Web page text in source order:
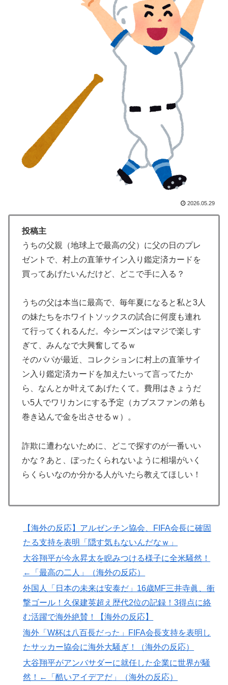
支持を表明「隠す気もないんだなｗ」
韓国人「とある日本の飲食店で、韓国人店員が韓国人団
体客と口論になった理由がこちら・・・」
【海外の反応】日本のウェブサイトって質の低いものが
多い気がする → 「日本のIT業界は色々と問題があるか
らな」「ゲームのUIは優れてるのに不思議」
欧州「日本だけ反則だろ…」 世界の『日本びいき』に
ヨーロッパ全土から不満の声
アメリカ人「お前らの学校ではどんな理由で退学者が出
た？？」
▶ 海外「日本なんて行くんじゃなかった…」 日本を知っ
てしまったディズニー信者、帰国後『本家』に失望する
国www」
海外「あるある！」日本を旅行した外国人が患う新たな
症状「日本後PTSD」に海外が大騒ぎ
▶
海外「お前らの国に他愛のない対立ってある？」日本
▶ 【朗報】レインボー池田、女子アナと結婚www
▶ 若いカバがワニを枕にしてしまうまさかの瞬間！！
▶ 日本旅行キャンセルすべきか…1万年ぶり史上最大級の
火山の兆し＝韓国の反応
▶ 【海外の反応】冨安健洋がクリスタル・パレス加入へ
「アーセナルサポの好きなクラブで良かった」
覧ください」→「これはすごいわ」「こういうのを見る
と日本人は何か適当に作る感じがしない・・・」「あれ
がまさに経験値である」
の反応をご覧ください・・・」→「」
【韓国の反応】また日本が竹島の領有権を主張してきた
ぞ → 「この話題は永遠に終わらないな」「日本政府の
支持率が落ちてきた時点でこの手のニュースが出るのは
予想できた」
▶ 泳いでいる人のすぐ横に消防飛行艇が次々着水する南仏
の湖「肝心の場面で毎回カメラが逃げる」【海外の反
応】
▶ 韓国人「日本でヤバい作品ばかりアニメ化してて心配に
なる…」
▶ ワイ「飯食う前にうんちしたろ！（ﾌﾞﾘｯw）」
▶ フランス人「欲張りすぎだ」中村敬斗、ランス残留の可
能性を会長が示唆！移籍金が交渉の壁に..現地サポの本
2026.05.29
投稿主
うちの父親（地球上で最高の父）に父の日のプレ
ゼントで、村上の直筆サイン入り鑑定済カードを
買ってあげたいんだけど、どこで手に入る？
うちの父は本当に最高で、毎年夏になると私と3人
の妹たちをホワイトソックスの試合に何度も連れ
て行ってくれるんだ。今シーズンはマジで楽しす
ぎて、みんなで大興奮してるｗ
そのパパが最近、コレクションに村上の直筆サイ
ン入り鑑定済カードを加えたいって言ってたか
ら、なんとか叶えてあげたくて。費用はきょうだ
い5人でワリカンにする予定（カブスファンの弟も
巻き込んで金を出させるｗ）。
詐欺に遭わないために、どこで探すのが一番いい
かな？あと、ぼったくられないように相場がいく
らくらいなのか分かる人がいたら教えてほしい！
【海外の反応】アルゼンチン協会、FIFA会長に確固
たる支持を表明「隠す気もないんだなｗ」
大谷翔平が今永昇太を睨みつける様子に全米騒然！
←「最高の二人」（海外の反応）
外国人「日本の未来は安泰だ」16歳MF三井寺眞、衝
撃ゴール！久保建英超え歴代2位の記録！3得点に絡
む活躍で海外絶賛！【海外の反応】
海外「W杯は八百長だった」FIFA会長支持を表明し
たサッカー協会に海外大騒ぎ！（海外の反応）
大谷翔平がアンバサダーに就任した企業に世界が騒
然！←「酷いアイデアだ」（海外の反応）